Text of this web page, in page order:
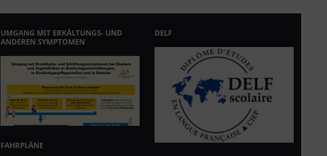
UMGANG MIT ERKÄLTUNGS- UND
ANDEREN SYMPTOMEN
FAHRPLÄNE
DELF